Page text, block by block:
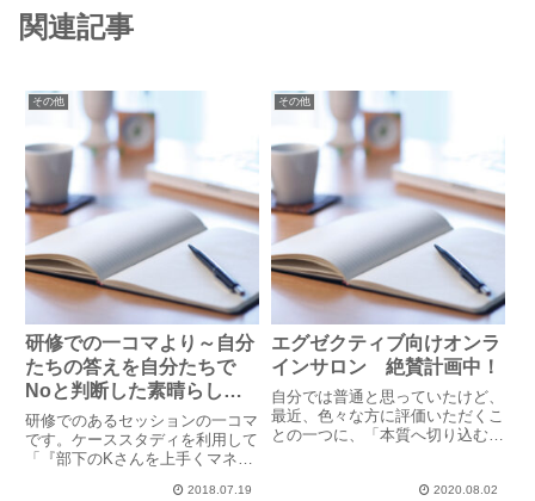
関連記事
その他
研修での一コマより～自分
たちの答えを自分たちで
Noと判断した素晴らしき
マネージャー達
研修でのあるセッションの一コマ
です。ケーススタディを利用して
「『部下のKさんを上手くマネジ
に対して、あなたならどんな質問
2018.07.19
その他
エグゼクティブ向けオンラ
インサロン 絶賛計画中！
自分では普通と思っていたけど、
最近、色々な方に評価いただくこ
との一つに、「本質へ切り込む」
ん。メールやチャットでのやり取
2020.08.02